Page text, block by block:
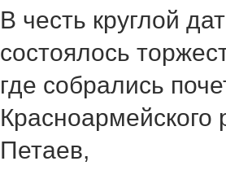
В честь круглой
состоялось
где собрались
Красноармейского
Петаев,